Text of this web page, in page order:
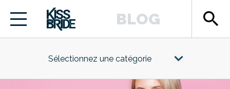
BLOG search
Sélectionnez une catégorie